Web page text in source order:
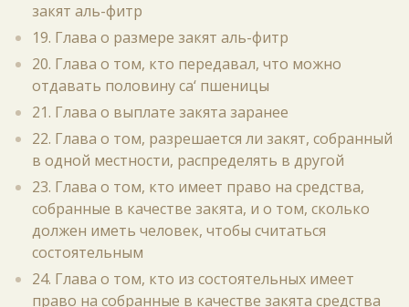
закят аль-фитр
19. Глава о размере закят аль-фитр
20. Глава о том, кто передавал, что можно
отдавать половину са‘ пшеницы
21. Глава о выплате закята заранее
22. Глава о том, разрешается ли закят, собранный
в одной местности, распределять в другой
23. Глава о том, кто имеет право на средства,
собранные в качестве закята, и о том, сколько
должен иметь человек, чтобы считаться
состоятельным
24. Глава о том, кто из состоятельных имеет
право на собранные в качестве закята средства